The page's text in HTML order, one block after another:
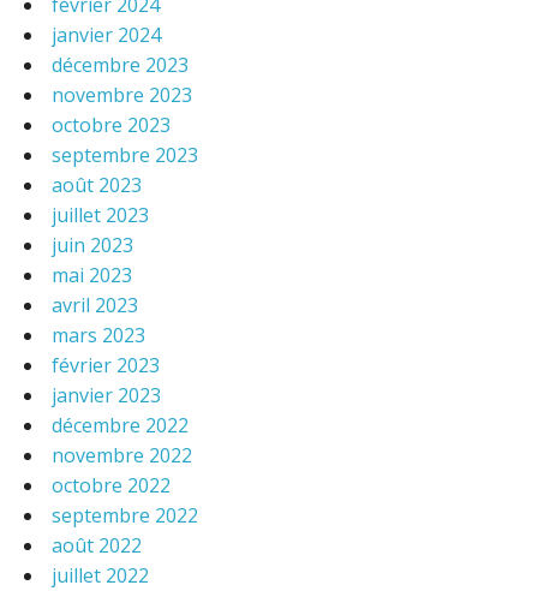
janvier 2024
décembre 2023
novembre 2023
octobre 2023
septembre 2023
août 2023
juillet 2023
juin 2023
mai 2023
avril 2023
mars 2023
février 2023
janvier 2023
décembre 2022
novembre 2022
octobre 2022
septembre 2022
août 2022
juillet 2022